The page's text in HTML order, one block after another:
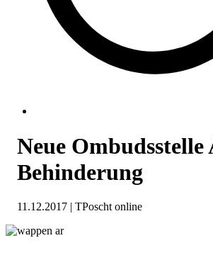
Neue
Behinderung
11.12.2017 | TPoscht online